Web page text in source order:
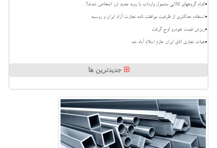
کدام گروههای کالایی مشمول واردات با رویه جدید ارز اشخاص شدند؟
استفاده حداکثری از ظرفیت موافقت نامه تجارت آزاد ایران و روسیه
ریزش قیمت خودرو اوج گرفت
هیات تجاری اتاق ایران عازم اسلام آباد شد
جدیدترین ها